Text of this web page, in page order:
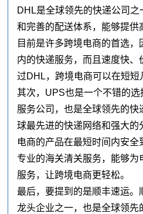
DHL是全球领先的快递公司
和完善的配送体系，能够提供
目前是许多跨境电商的首选，
内的快递服务，而且速度快、
过DHL，跨境电商可以在短短
其次，UPS也是一个不错的
服务公司，也是全球领先的
球最先进的快递网络和强大的
电商的产品在最短时间内安
专业的海关清关服务，能够为
服务，让跨境电商更轻松。
最后，要提到的是顺丰速运。
龙头企业之一，也是全球领先